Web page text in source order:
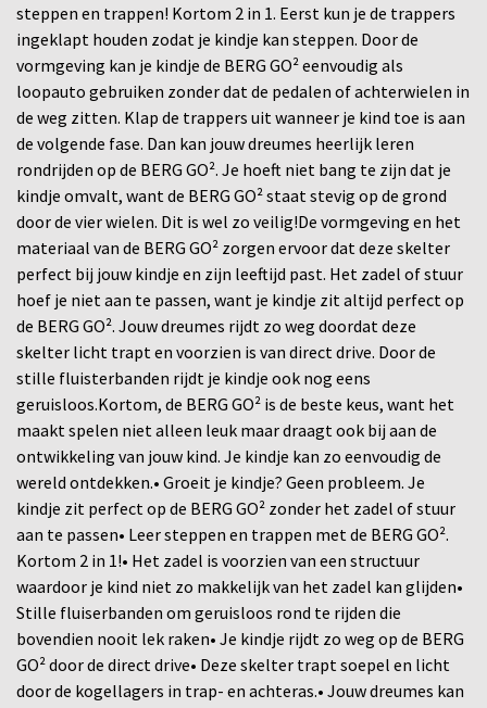
steppen en trappen! Kortom 2 in 1. Eerst kun je de trappers
ingeklapt houden zodat je kindje kan steppen. Door de
vormgeving kan je kindje de BERG GO² eenvoudig als
loopauto gebruiken zonder dat de pedalen of achterwielen in
de weg zitten. Klap de trappers uit wanneer je kind toe is aan
de volgende fase. Dan kan jouw dreumes heerlijk leren
rondrijden op de BERG GO². Je hoeft niet bang te zijn dat je
kindje omvalt, want de BERG GO² staat stevig op de grond
door de vier wielen. Dit is wel zo veilig!De vormgeving en het
materiaal van de BERG GO² zorgen ervoor dat deze skelter
perfect bij jouw kindje en zijn leeftijd past. Het zadel of stuur
hoef je niet aan te passen, want je kindje zit altijd perfect op
de BERG GO². Jouw dreumes rijdt zo weg doordat deze
skelter licht trapt en voorzien is van direct drive. Door de
stille fluisterbanden rijdt je kindje ook nog eens
geruisloos.Kortom, de BERG GO² is de beste keus, want het
maakt spelen niet alleen leuk maar draagt ook bij aan de
ontwikkeling van jouw kind. Je kindje kan zo eenvoudig de
wereld ontdekken.• Groeit je kindje? Geen probleem. Je
kindje zit perfect op de BERG GO² zonder het zadel of stuur
aan te passen• Leer steppen en trappen met de BERG GO².
Kortom 2 in 1!• Het zadel is voorzien van een structuur
waardoor je kind niet zo makkelijk van het zadel kan glijden•
Stille fluiserbanden om geruisloos rond te rijden die
bovendien nooit lek raken• Je kindje rijdt zo weg op de BERG
GO² door de direct drive• Deze skelter trapt soepel en licht
door de kogellagers in trap- en achteras.• Jouw dreumes kan